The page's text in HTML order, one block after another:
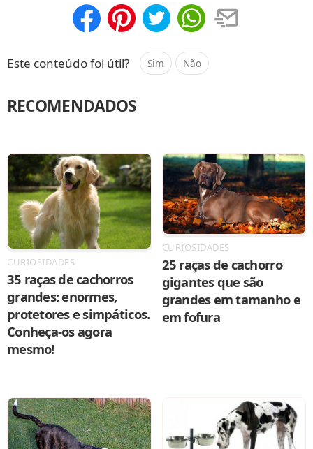
Este conteúdo foi útil? Sim Não
RECOMENDADOS
CURIOSIDADES
35 raças de cachorros
grandes: enormes,
protetores e simpáticos.
Conheça-os agora
mesmo!
CURIOSIDADES
25 raças de cachorro
gigantes que são
grandes em tamanho e
em fofura